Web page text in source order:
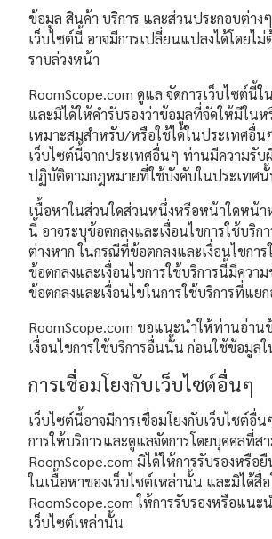
ข้อมูล สินค้า บริการ และส่วนประกอบต่าง
เว็บไซต์นี้ อาจมีการเปลี่ยนแปลงได้โดยไ
ราบล่วงหน้า
RoomScope.com ดูแล จัดการเว็บไซต์นี้ใ
และมิได้ให้คำรับรองว่าข้อมูลที่จัดให้มีใน
เหมาะสมสำหรับ/หรือใช้ได้ในประเทศอื่
เว็บไซต์นี้จากประเทศอื่นๆ ท่านมีความรับ
ปฏิบัติตามกฎหมายที่ใช้บังคับในประเทศ
เนื้อหาในส่วนใดส่วนหนึ่งหรือหน้าใดหน้า
นี้ อาจระบุข้อตกลงและเงื่อนไขการใช้บริก
ต่างหาก ในกรณีที่ข้อตกลงและเงื่อนไขการ
ข้อตกลงและเงื่อนไขการใช้บริการนี้มีควา
ข้อตกลงและเงื่อนไขในการใช้บริการที่แย
RoomScope.com ขอแนะนำให้ท่านอ่าน
เงื่อนไขการใช้บริการอื่นนั้น ก่อนใช้ข้อมูล
การเชื่อมโยงกับเว็บไซต์อื่นๆ
เว็บไซต์นี้อาจมีการเชื่อมโยงกับเว็บไชต์อื่
การให้บริการและดูแลจัดการโดยบุคคลที่ส
RoomScope.com มิได้ให้การรับรองหรือ
ในเนื้อหาของเว็บไซต์เหล่านั้น และมิได้สื่
RoomScope.com ให้การรับรองหรือแนะ
เว็บไซต์เหล่านั้น